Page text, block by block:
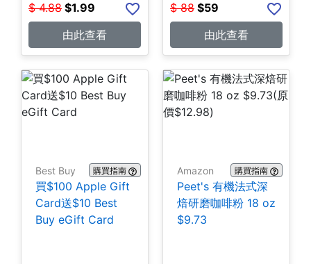
$ 4.88 $1.99
由此查看
$ 88 $59
由此查看
Best Buy 購買指南
買$100 Apple Gift
Card送$10 Best
Buy eGift Card
Amazon 購買指南
Peet's 有機法式深
焙研磨咖啡粉 18 oz
$9.73